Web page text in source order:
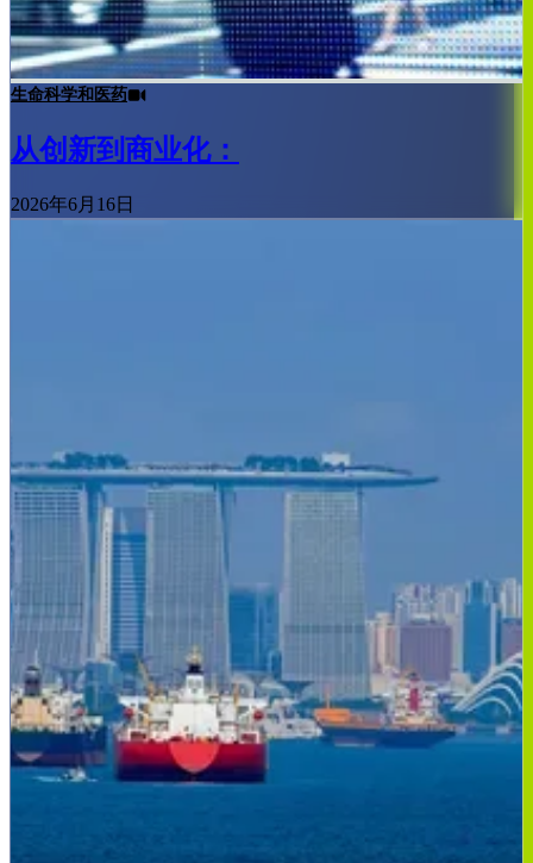
生命科学和医药
从创新到商业化：
2026年6月16日